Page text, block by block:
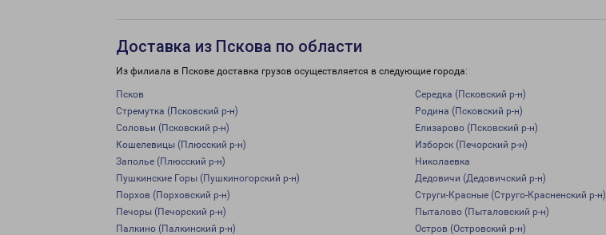
Доставка из Пскова по области
Из филиала в Пскове доставка грузов осуществляется в следующие города:
Псков Середка (Псковский р-н)
Стремутка (Псковский р-н)
Родина (Псковский р-н)
Соловьи (Псковский р-н)
Елизарово (Псковский р-н)
Кошелевицы (Плюсский р-н)
Изборск (Печорский р-н)
Заполье (Плюсский р-н)
Николаевка
Пушкинские Горы (Пушкиногорский р-н)
Дедовичи (Дедовичский р-н)
Порхов (Порховский р-н)
Струги-Красные (Струго-Красненский р-н)
Печоры (Печорский р-н)
Пыталово (Пыталовский р-н)
Палкино (Палкинский р-н)
Остров (Островский р-н)